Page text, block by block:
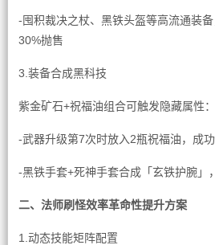
-囤积裁决之杖、黑铁头盔等高流通装
30%抛售
3.装备合成黑科技
紫金矿石+祝福油组合可触发隐藏属性：
-武器升级第7次时放入2瓶祝福油，成
-黑铁手套+死神手套合成「玄铁护腕」
二、法师刷怪效率革命性提升方案
1.动态技能矩阵配置